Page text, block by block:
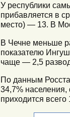
У республики
прибавляется в
место) — 13. В
В Чечне меньше
показателю
чаще — 2,5
По данным
34,7%
приходится